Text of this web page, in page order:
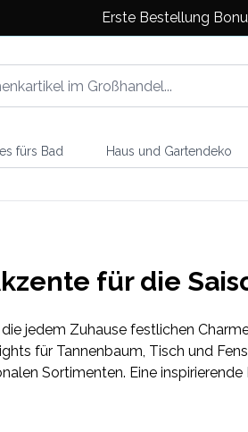
Erste Bestellung
fürs Bad Haus und Gartendeko
für die
jedem Zuhause festlichen
für Tannenbaum, Tisch und
Sortimenten. Eine